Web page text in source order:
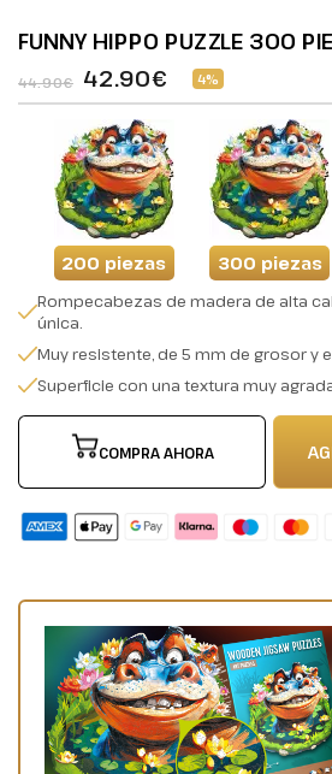
FUNNY HIPPO PUZZLE 300
44.90€ 42.90€ 4%
200 piezas 300 piezas
Rompecabezas de madera de alta
única.
Muy resistente, de 5 mm de grosor y
Superficie con una textura muy
COMPRA AHORA